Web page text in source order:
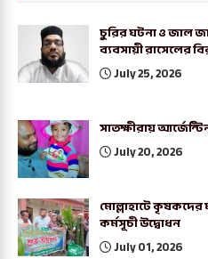
চুরির ঘটনা ও জাল
ব্যবসায়ী রাসেলের
July 25, 2026
সাতক্ষীরায়
July 20, 2026
মোল্লাহাটে কৃষকদের
কর্মসূচী উদ্বোধন
July 01, 2026